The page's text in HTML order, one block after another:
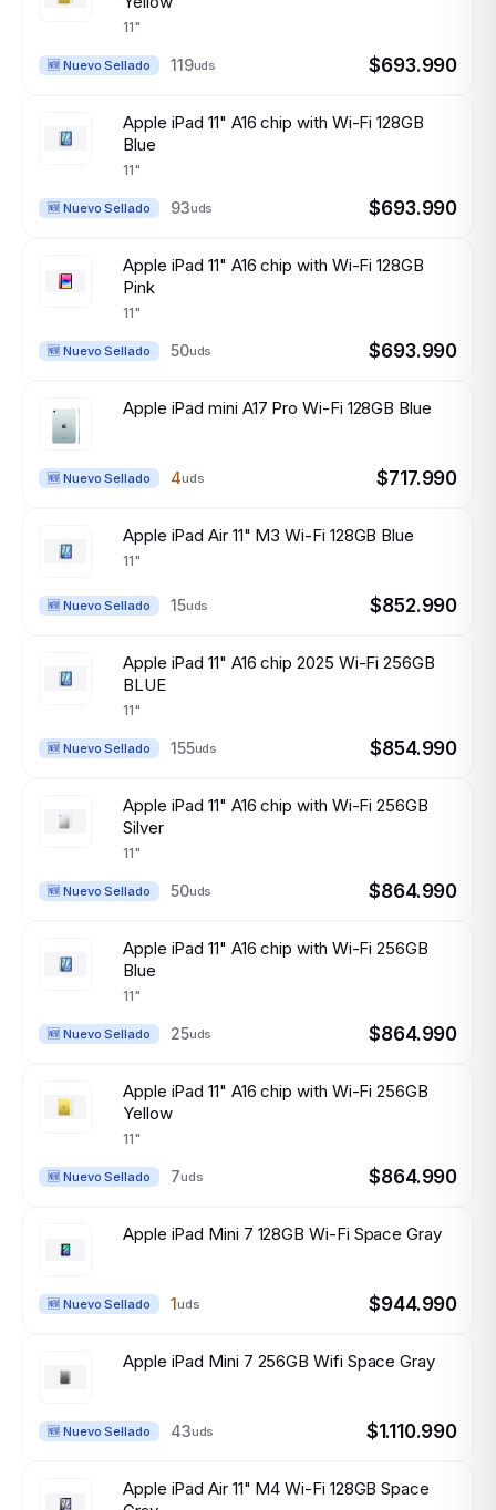
11"
🆕 Nuevo Sellado 119uds $693.990
Apple iPad 11" A16 chip with Wi-Fi 128GB
Blue
11"
🆕 Nuevo Sellado 93uds $693.990
Apple iPad 11" A16 chip with Wi-Fi 128GB
Pink
11"
🆕 Nuevo Sellado 50uds $693.990
Apple iPad mini A17 Pro Wi-Fi 128GB Blue
🆕 Nuevo Sellado 4uds $717.990
Apple iPad Air 11" M3 Wi-Fi 128GB Blue
11"
🆕 Nuevo Sellado 15uds $852.990
Apple iPad 11" A16 chip 2025 Wi-Fi 256GB
BLUE
11"
🆕 Nuevo Sellado 155uds $854.990
Apple iPad 11" A16 chip with Wi-Fi 256GB
Silver
11"
🆕 Nuevo Sellado 50uds $864.990
Apple iPad 11" A16 chip with Wi-Fi 256GB
Blue
11"
🆕 Nuevo Sellado 25uds $864.990
Apple iPad 11" A16 chip with Wi-Fi 256GB
Yellow
11"
🆕 Nuevo Sellado 7uds $864.990
Apple iPad Mini 7 128GB Wi-Fi Space Gray
🆕 Nuevo Sellado 1uds $944.990
Apple iPad Mini 7 256GB Wifi Space Gray
🆕 Nuevo Sellado 43uds $1.110.990
Apple iPad Air 11" M4 Wi-Fi 128GB Space